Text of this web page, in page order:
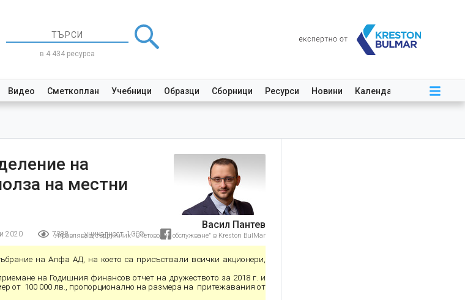
в 4 434 ресурса
Видео Сметкоплан Учебници Образци Сборници Ресурси Новини Календар
на
на местни
Васил Пантев
Управляващ съдружник "Счетоводно обслужване" в Kreston BulMar
2020 7388 уникалност: 100%
на Алфа АД, на което са присъствали всички акционери,
на Годишния финансов отчет на дружеството за 2018 г. и
от 100 000 лв., пропорционално на размера на притежавания от